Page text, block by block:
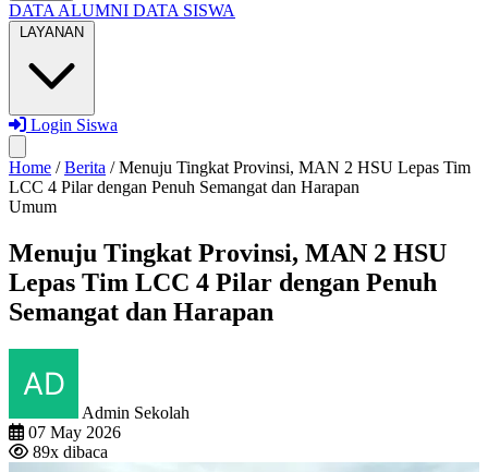
DATA ALUMNI DATA SISWA
LAYANAN
Login Siswa
Home / Berita / Menuju Tingkat Provinsi, MAN 2 HSU Lepas Tim
LCC 4 Pilar dengan Penuh Semangat dan Harapan
Umum
Menuju Tingkat Provinsi, MAN 2 HSU
Lepas Tim LCC 4 Pilar dengan Penuh
Semangat dan Harapan
Admin Sekolah
07 May 2026
89x dibaca